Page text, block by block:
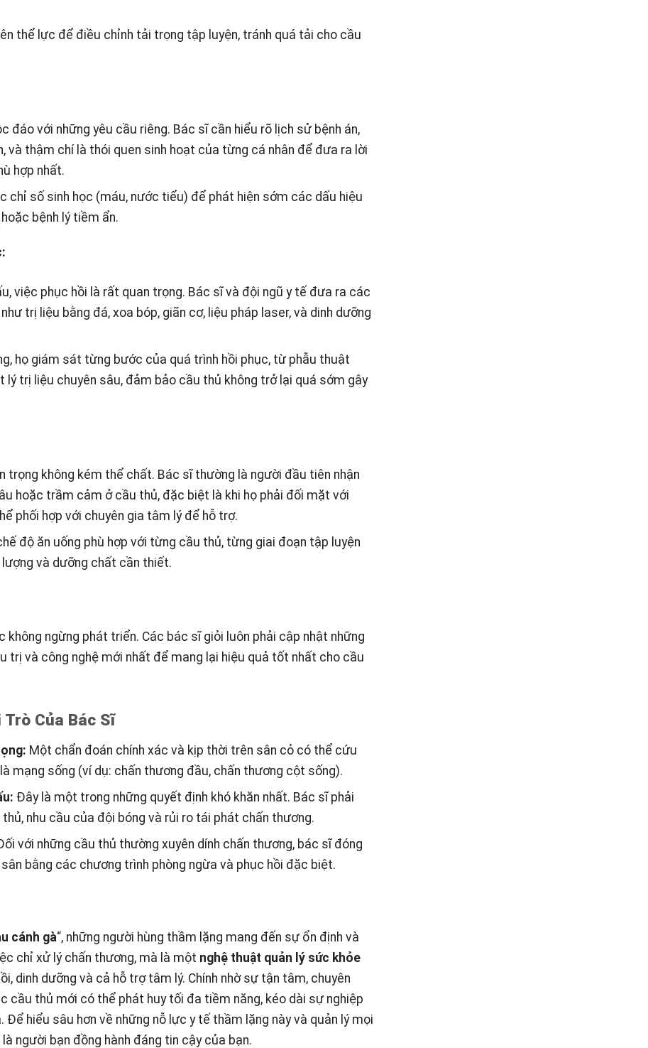
thể lực để điều chỉnh tải trọng tập luyện, tránh quá tải cho cầu
đáo với những yêu cầu riêng. Bác sĩ cần hiểu rõ lịch sử bệnh án,
và thậm chí là thói quen sinh hoạt của từng cá nhân để đưa ra lời
hợp nhất.
chỉ số sinh học (máu, nước tiểu) để phát hiện sớm các dấu hiệu
bệnh lý tiềm ẩn.
việc phục hồi là rất quan trọng. Bác sĩ và đội ngũ y tế đưa ra các
trị liệu bằng đá, xoa bóp, giãn cơ, liệu pháp laser, và dinh dưỡng
họ giám sát từng bước của quá trình hồi phục, từ phẫu thuật
lý trị liệu chuyên sâu, đảm bảo cầu thủ không trở lại quá sớm gây
trọng không kém thể chất. Bác sĩ thường là người đầu tiên nhận
hoặc trầm cảm ở cầu thủ, đặc biệt là khi họ phải đối mặt với
phối hợp với chuyên gia tâm lý để hỗ trợ.
độ ăn uống phù hợp với từng cầu thủ, từng giai đoạn tập luyện
và dưỡng chất cần thiết.
không ngừng phát triển. Các bác sĩ giỏi luôn phải cập nhật những
trị và công nghệ mới nhất để mang lại hiệu quả tốt nhất cho cầu
Của Bác Sĩ
Một chẩn đoán chính xác và kịp thời trên sân cỏ có thể cứu
mạng sống (ví dụ: chấn thương đầu, chấn thương cột sống).
Đây là một trong những quyết định khó khăn nhất. Bác sĩ phải
nhu cầu của đội bóng và rủi ro tái phát chấn thương.
với những cầu thủ thường xuyên dính chấn thương, bác sĩ đóng
bằng các chương trình phòng ngừa và phục hồi đặc biệt.
cánh gà“, những người hùng thầm lặng mang đến sự ổn định và
chỉ xử lý chấn thương, mà là một nghệ thuật quản lý sức khỏe
dinh dưỡng và cả hỗ trợ tâm lý. Chính nhờ sự tận tâm, chuyên
cầu thủ mới có thể phát huy tối đa tiềm năng, kéo dài sự nghiệp
hiểu sâu hơn về những nỗ lực y tế thầm lặng này và quản lý mọi
là người bạn đồng hành đáng tin cậy của bạn.